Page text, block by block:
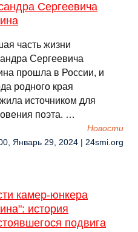
Сергеевича
часть жизни
Сергеевича
прошла в России, и
родного края
источником для
поэта. …
Новости
Январь 29, 2024 | 24smi.org
камер-юнкера
история
подвига